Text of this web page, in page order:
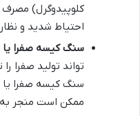
کلوپیدوگرل)
احتیاط شدید و
سنگ کیسه صفرا یا
تواند تولید صفرا را
سنگ کیسه صفرا یا
ممکن است منجر